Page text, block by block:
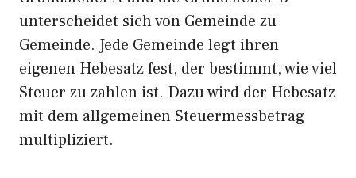
unterscheidet sich von Gemeinde zu
Gemeinde. Jede Gemeinde legt ihren
eigenen Hebesatz fest, der bestimmt, wie viel
Steuer zu zahlen ist. Dazu wird der Hebesatz
mit dem allgemeinen Steuermessbetrag
multipliziert.